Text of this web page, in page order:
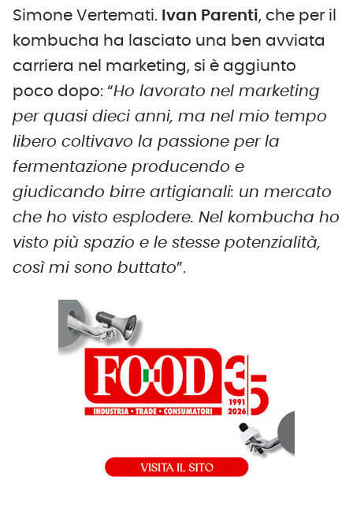
Simone Vertemati. Ivan Parenti, che per il
kombucha ha lasciato una ben avviata
carriera nel marketing, si è aggiunto
poco dopo: “Ho lavorato nel marketing
per quasi dieci anni, ma nel mio tempo
libero coltivavo la passione per la
fermentazione producendo e
giudicando birre artigianali: un mercato
che ho visto esplodere. Nel kombucha ho
visto più spazio e le stesse potenzialità,
così mi sono buttato”.